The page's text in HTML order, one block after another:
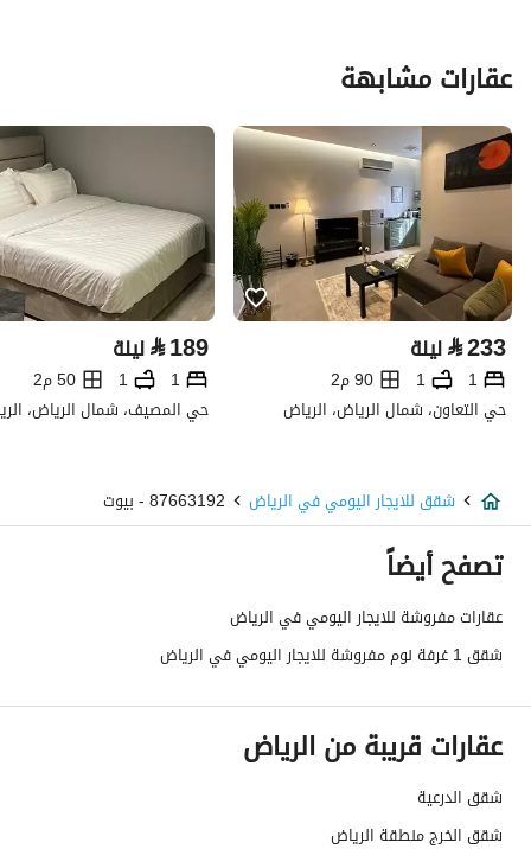
عقارات مشابهة
⃁233 ليلة
1
1
90 م2
حي التعاون، شمال الرياض، الرياض
⃁189 ليلة
1
1
50 م2
حي المصيف، شمال الرياض،
شقق للايجار اليومي في الرياض 87663192 - بيوت
تصفح أيضاً
عقارات مفروشة للايجار اليومي في الرياض
شقق 1 غرفة نوم مفروشة للايجار اليومي في الرياض
عقارات قريبة من الرياض
شقق الدرعية
شقق الخرج منطقة الرياض